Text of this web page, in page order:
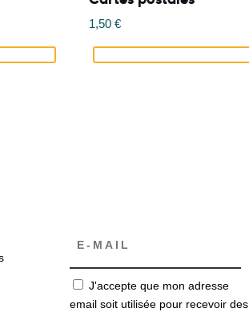
1,50 €
J'accepte que mon adresse
email soit utilisée pour recevoir des